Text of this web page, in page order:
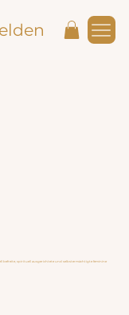
befreite, spirituell ausgerichtete und selbstermächtigte feminine